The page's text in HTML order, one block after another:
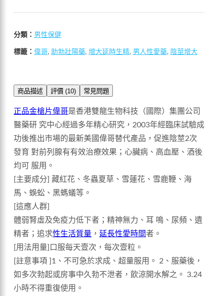
分類： 男性保健
標籤： 偉哥, 助勃壯陽藥, 增大延時生精, 男人性愛藥, 陰莖增大
商品描述 評價 (10) 常見問題
正品金槍片偉哥是香港雙龍生物科技（國際）集團公司
醫藥研 究中心經過多年精心研究，2003年經臨床試驗成
功後推出市場的最新美國偉哥替代產品，促進陰莖2次
發育 對前列腺有有效治療效果；心臟病、高血壓、酒後
均可 服用。
[主要成分] 藏紅花、冬蟲夏草、雪蓮花、雪鹿鞭、海
馬、蜈蚣、黑螞蟻等。
[這應人群]
體弱腎虛及免疫力低下者；精神無力、耳 鳴、尿頻、遺
精者；追求性生活質量 ， 延長性愛時間者。
[用法用量]口服每天壹次，每次壹粒。
[註意事項 ]1、不可急於求成、超量服用。 2、服藥後，
如多次勃起或房事中久勃不泄者，飲涼開水解之。 3.24
小時不得重復使用。